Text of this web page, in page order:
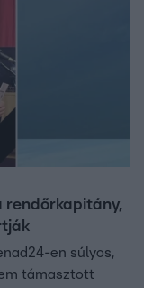
rendőrkapitány,
en súlyos,
támasztott